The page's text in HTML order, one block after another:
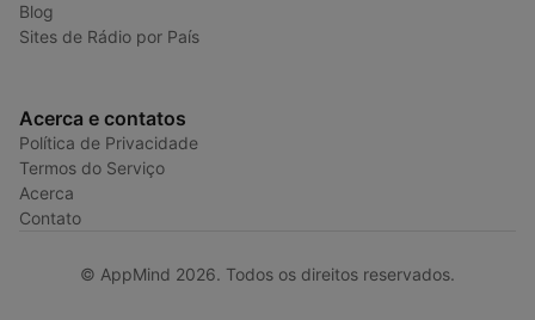
Blog
Sites de Rádio por País
Acerca e contatos
Política de Privacidade
Termos do Serviço
Acerca
Contato
© AppMind 2026. Todos os direitos reservados.